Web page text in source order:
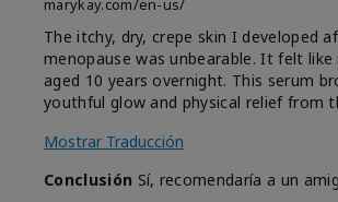
marykay.com/en-us/
The itchy, dry, crepe skin I developed
menopause was unbearable. It felt like
aged 10 years overnight. This serum
youthful glow and physical relief from
Mostrar Traducción
Conclusión Sí, recomendaría a un